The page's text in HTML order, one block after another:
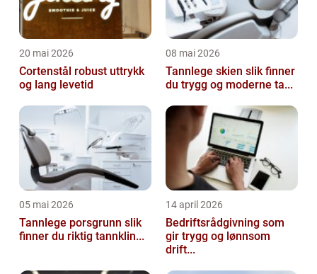
20 mai 2026
Cortenstål robust uttrykk
og lang levetid
08 mai 2026
Tannlege skien slik finner
du trygg og moderne ta...
05 mai 2026
Tannlege porsgrunn slik
finner du riktig tannklin...
14 april 2026
Bedriftsrådgivning som
gir trygg og lønnsom
drift...